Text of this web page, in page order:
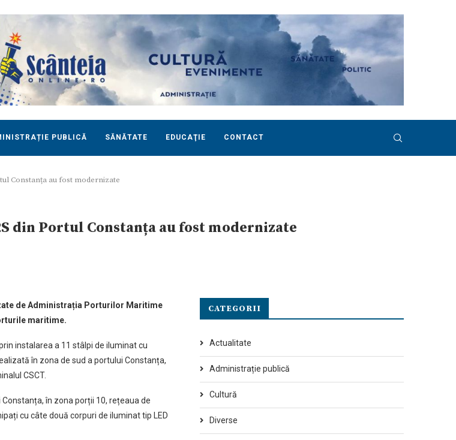
PUBLICĂ SĂNĂTATE EDUCAŢIE CONTACT
Constanța au fost modernizate
din Portul Constanța au fost modernizate
de Administrația Porturilor Maritime
maritime.
instalarea a 11 stâlpi de iluminat cu
în zona de sud a portului Constanța,
CSCT.
în zona porții 10, rețeaua de
cu câte două corpuri de iluminat tip LED
CATEGORII
Actualitate
Administrație publică
Cultură
Diverse